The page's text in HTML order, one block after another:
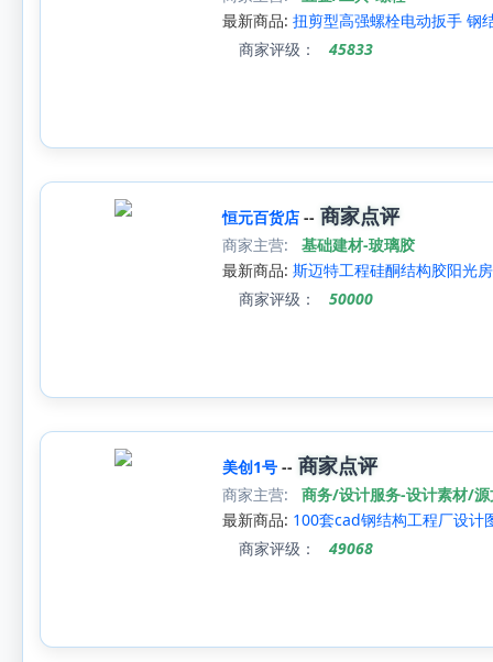
最新商品: 扭剪型高强螺栓电动扳手 钢
商家评级：
45833
恒元百货店 -- 商家点评
商家主营:
基础建材-玻璃胶
最新商品: 斯迈特工程硅酮结构胶阳光
商家评级：
50000
美创1号 -- 商家点评
商家主营:
商务/设计服务-设计素材/源
最新商品: 100套cad钢结构工程厂设计
商家评级：
49068